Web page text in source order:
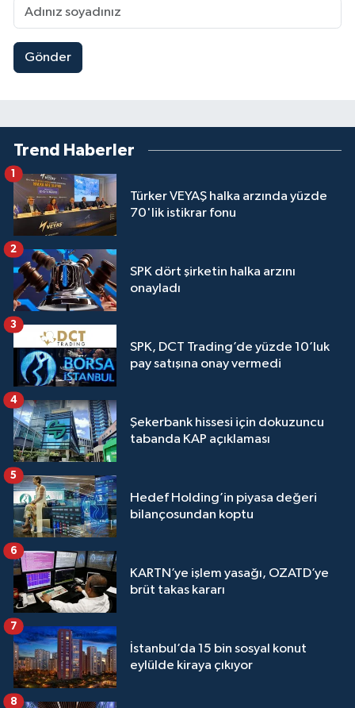
Gönder
Trend Haberler
Türker VEYAŞ halka arzında yüzde
70'lik istikrar fonu
1
SPK dört şirketin halka arzını
onayladı
2
SPK, DCT Trading’de yüzde 10’luk
pay satışına onay vermedi
3
Şekerbank hissesi için dokuzuncu
tabanda KAP açıklaması
4
Hedef Holding’in piyasa değeri
bilançosundan koptu
5
KARTN’ye işlem yasağı, OZATD’ye
brüt takas kararı
6
İstanbul’da 15 bin sosyal konut
eylülde kiraya çıkıyor
7
8